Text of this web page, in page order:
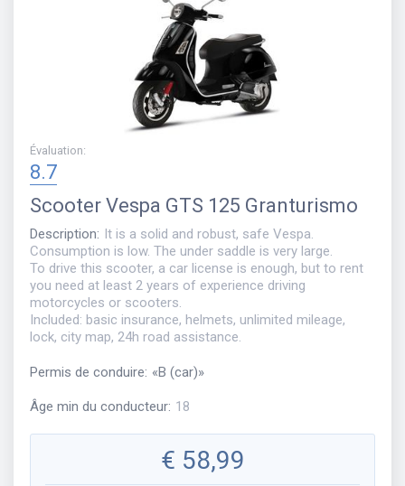
Évaluation:
8.7
Scooter Vespa GTS 125 Granturismo
Description: It is a solid and robust, safe Vespa.
Consumption is low. The under saddle is very large.
To drive this scooter, a car license is enough, but to rent
you need at least 2 years of experience driving
motorcycles or scooters.
Included: basic insurance, helmets, unlimited mileage,
lock, city map, 24h road assistance.
Permis de conduire: «B (car)»
Âge min du conducteur: 18
€ 58,99